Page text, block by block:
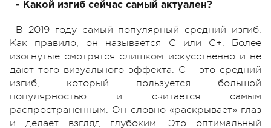
- Какой изгиб сейчас самый актуален?
В 2019 году самый популярный средний изгиб.
Как правило, он называется С или С+. Более
изогнутые смотрятся слишком искусственно и не
дают того визуального эффекта. С – это средний
изгиб, который пользуется большой
популярностью и считается самым
распространенным. Он словно «раскрывает» глаз
и делает взгляд глубоким. Это оптимальный